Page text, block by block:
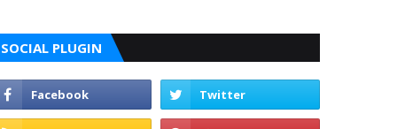
SOCIAL PLUGIN